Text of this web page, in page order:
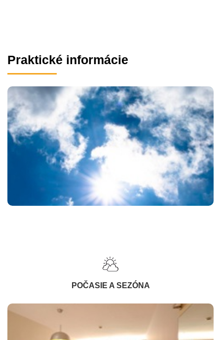
Praktické informácie
POČASIE A SEZÓNA